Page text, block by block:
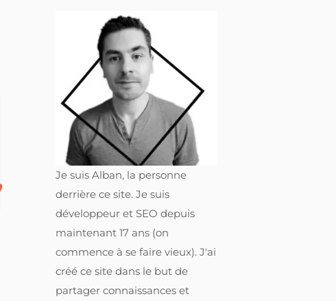
Je suis Alban, la personne
derrière ce site. Je suis
développeur et SEO depuis
maintenant 17 ans (on
commence à se faire vieux). J'ai
créé ce site dans le but de
partager connaissances et